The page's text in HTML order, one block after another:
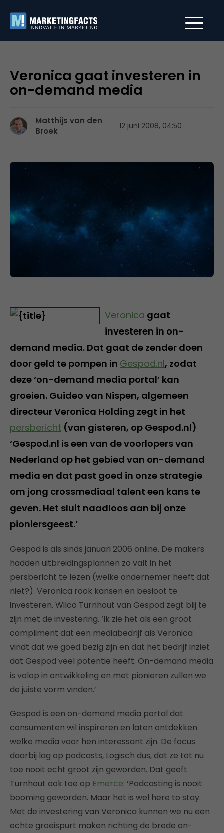
Veronica gaat investeren in
on-demand media
Matthijs van den
Broek
12 juni 2008, 04:50
Veronica gaat
investeren in on-
demand media. Dat gaat de zender doen
door geld te pompen in Gespod.nl, zodat
deze ‘on-demand media portal’ kan
groeien. Guideo van Nispen, algemeen
directeur Veronica Holding zegt in het
persbericht (van gisteren, op Gespod.nl)
‘Gespod.nl is een van de voorlopers van
Nederland op het gebied van on-demand
media en dat past goed in onze strategie
om jong crossmediaal talent een kans te
geven. Het sluit naadloos aan bij onze
pioniersgeest.’
Gespod is als sinds januari 2006 online. De makers
hadden uitbreidingsplannen zo valt in het
persbericht te lezen (welke ondernemer heeft dat
niet?). Veronica rook kansen en besloot te
investeren. Wilco Turnhout van Gespod zegt blij te
zijn met de investering. ‘Ik zie het als een groot
compliment dat een mediabedrijf als Veronica
vindt dat we goed bezig zijn en dat het bedrijf inziet
dat Gespod veel potentie heeft. On-demand media
is volop in ontwikkeling en met pionieren zullen we
de juiste vorm vinden.’
Gespod is een on-demand media portal dat
consumenten wil inspireren en laten ontdekken
welke media voor hen interessant zijn. De focus
daarbij lag op podcasts, Logisch dus, dat ze tot nu
toe nooit echt groot zijn geworden. Dat geeft
Turnhout ook toe op Emerce: ‘Podcasting is nooit
booming geworden. Maar het is wel here to stay.
Met de investering van Veronica kunnen we nu een
echte groeispurt maken richting de brede on-